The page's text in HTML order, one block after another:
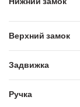
Верхний замок
Задвижка
Ручка